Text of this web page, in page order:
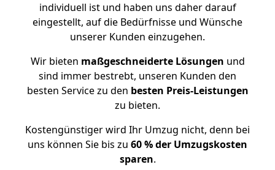
individuell ist und haben uns daher darauf
eingestellt, auf die Bedürfnisse und Wünsche
unserer Kunden einzugehen.
Wir bieten maßgeschneiderte Lösungen und
sind immer bestrebt, unseren Kunden den
besten Service zu den besten Preis-Leistungen
zu bieten.
Kostengünstiger wird Ihr Umzug nicht, denn bei
uns können Sie bis zu 60 % der Umzugskosten
sparen.